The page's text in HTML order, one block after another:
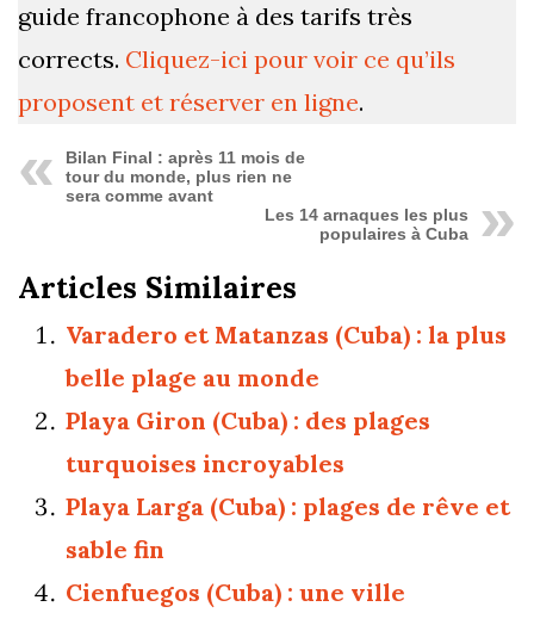
guide francophone à des tarifs très
corrects. Cliquez-ici pour voir ce qu’ils
proposent et réserver en ligne.
Bilan Final : après 11 mois de
tour du monde, plus rien ne
sera comme avant
Les 14 arnaques les plus
populaires à Cuba
Articles Similaires
Varadero et Matanzas (Cuba) : la plus
belle plage au monde
Playa Giron (Cuba) : des plages
turquoises incroyables
Playa Larga (Cuba) : plages de rêve et
sable fin
Cienfuegos (Cuba) : une ville